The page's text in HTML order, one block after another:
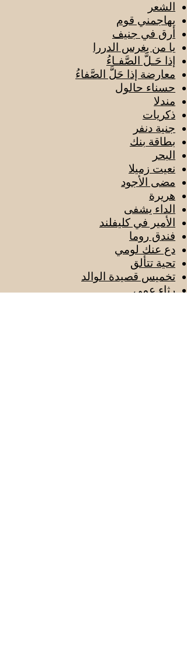
الشعر
يهاجمني قوم
أرق في جنيف
يا من يغرس الدررا
إذا حَـلَّ الصَّفـاءُ
معارضة إذا حَلَّ الصَّفاءُ
حسناء حالول
مندلا
ذكريات
جنية دنفر
بطاقة بنك
البحر
نعيت زميلا
مضى الأجود
هريرة
الداء يشفى
الأمير في كليفلند
فندق روما
دع عنك لومي
تحية تتألق
تخميس قصيدة الوالد
رثاء عمي